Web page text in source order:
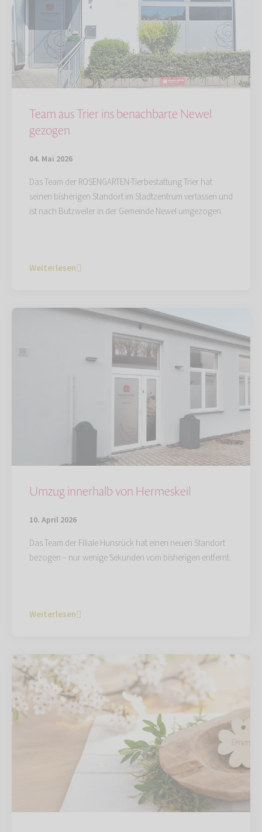
Team aus Trier ins benachbarte Newel
gezogen
04. Mai 2026
Das Team der ROSENGARTEN-Tierbestattung Trier hat
seinen bisherigen Standort im Stadtzentrum verlassen und
ist nach Butzweiler in der Gemeinde Newel umgezogen.
Weiterlesen
Umzug innerhalb von Hermeskeil
10. April 2026
Das Team der Filiale Hunsrück hat einen neuen Standort
bezogen – nur wenige Sekunden vom bisherigen entfernt.
Weiterlesen